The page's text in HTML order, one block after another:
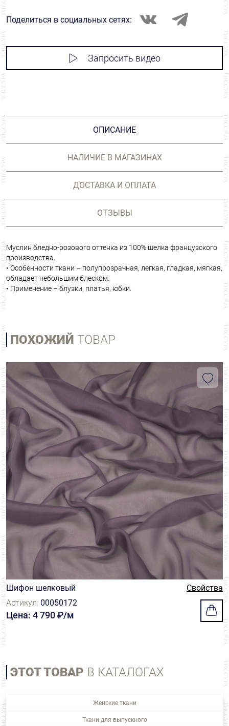
Поделиться в социальных сетях:
Запросить видео
ОПИСАНИЕ
НАЛИЧИЕ В МАГАЗИНАХ
ДОСТАВКА И ОПЛАТА
ОТЗЫВЫ
Муслин бледно-розового оттенка из 100% шелка французского
производства.
• Особенности ткани – полупрозрачная, легкая, гладкая, мягкая,
обладает небольшим блеском.
• Применение – блузки, платья, юбки.
ПОХОЖИЙ ТОВАР
Шифон шелковый
Свойства
Артикул: 00050172
Цена: 4 790 ₽/м
ЭТОТ ТОВАР В КАТАЛОГАХ
Женские ткани
Ткани для выпускного